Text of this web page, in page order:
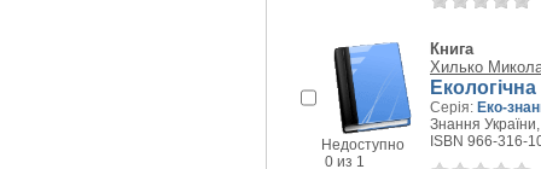
Недоступно
0 из 1
Книга
Хилько
Серія: Еко-
Знання
ISBN 966-316-